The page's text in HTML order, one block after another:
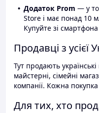
Додаток Prom — у
Store і має понад 10
Купуйте зі
Продавці з усієї
Тут продають
майстерні, сімейні
компанії. Кожна
Для тих, хто